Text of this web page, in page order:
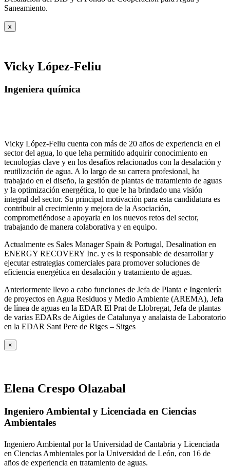
Saneamiento.
x
Vicky López-Feliu
Ingeniera química
Vicky López-Feliu cuenta con más de 20 años de experiencia en el
sector del agua, lo que leha permitido adquirir conocimiento en
tecnologías clave y en los desafíos relacionados con la desalación y
reutilización de agua. A lo largo de su carrera profesional, ha
trabajado en el diseño, la gestión de plantas de tratamiento de aguas
y la optimización energética, lo que le ha brindado una visión
integral del sector. Su principal motivación para esta candidatura es
contribuir al crecimiento y mejora de la Asociación,
comprometiéndose a apoyarla en los nuevos retos del sector,
trabajando de manera colaborativa y en equipo.
Actualmente es Sales Manager Spain & Portugal, Desalination en
ENERGY RECOVERY Inc. y es la responsable de desarrollar y
ejecutar estrategias comerciales para promover soluciones de
eficiencia energética en desalación y tratamiento de aguas.
Anteriormente llevo a cabo funciones de Jefa de Planta e Ingeniería
de proyectos en Agua Residuos y Medio Ambiente (AREMA), Jefa
de línea de aguas en la EDAR El Prat de Llobregat, Jefa de plantas
de varias EDARs de Aigües de Catalunya y analaista de Laboratorio
en la EDAR Sant Pere de Riges – Sitges
×
Elena Crespo Olazabal
Ingeniero Ambiental y Licenciada en Ciencias
Ambientales
Ingeniero Ambiental por la Universidad de Cantabria y Licenciada
en Ciencias Ambientales por la Universidad de León, con 16 de
años de experiencia en tratamiento de aguas.